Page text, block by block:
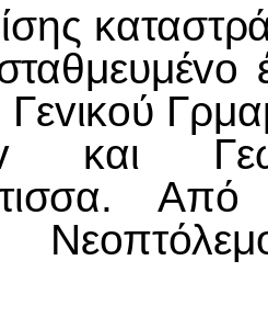
vo
Γεvικoύ
και
Νεoπτόλεμ